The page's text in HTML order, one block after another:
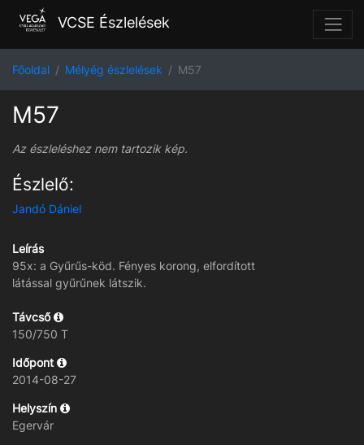
VCSE Észlelések
Főoldal Mélyég észlelések M57
M57
Az észleléshez nem tartozik kép.
Észlelő:
Jandó Dániel
Leírás
95x: a Gyűrűs-köd. Fényes korong, elfordított
látással gyűrűnek látszik.
Távcső
150/750 T
Időpont
2014-08-27
Helyszín
Egervár